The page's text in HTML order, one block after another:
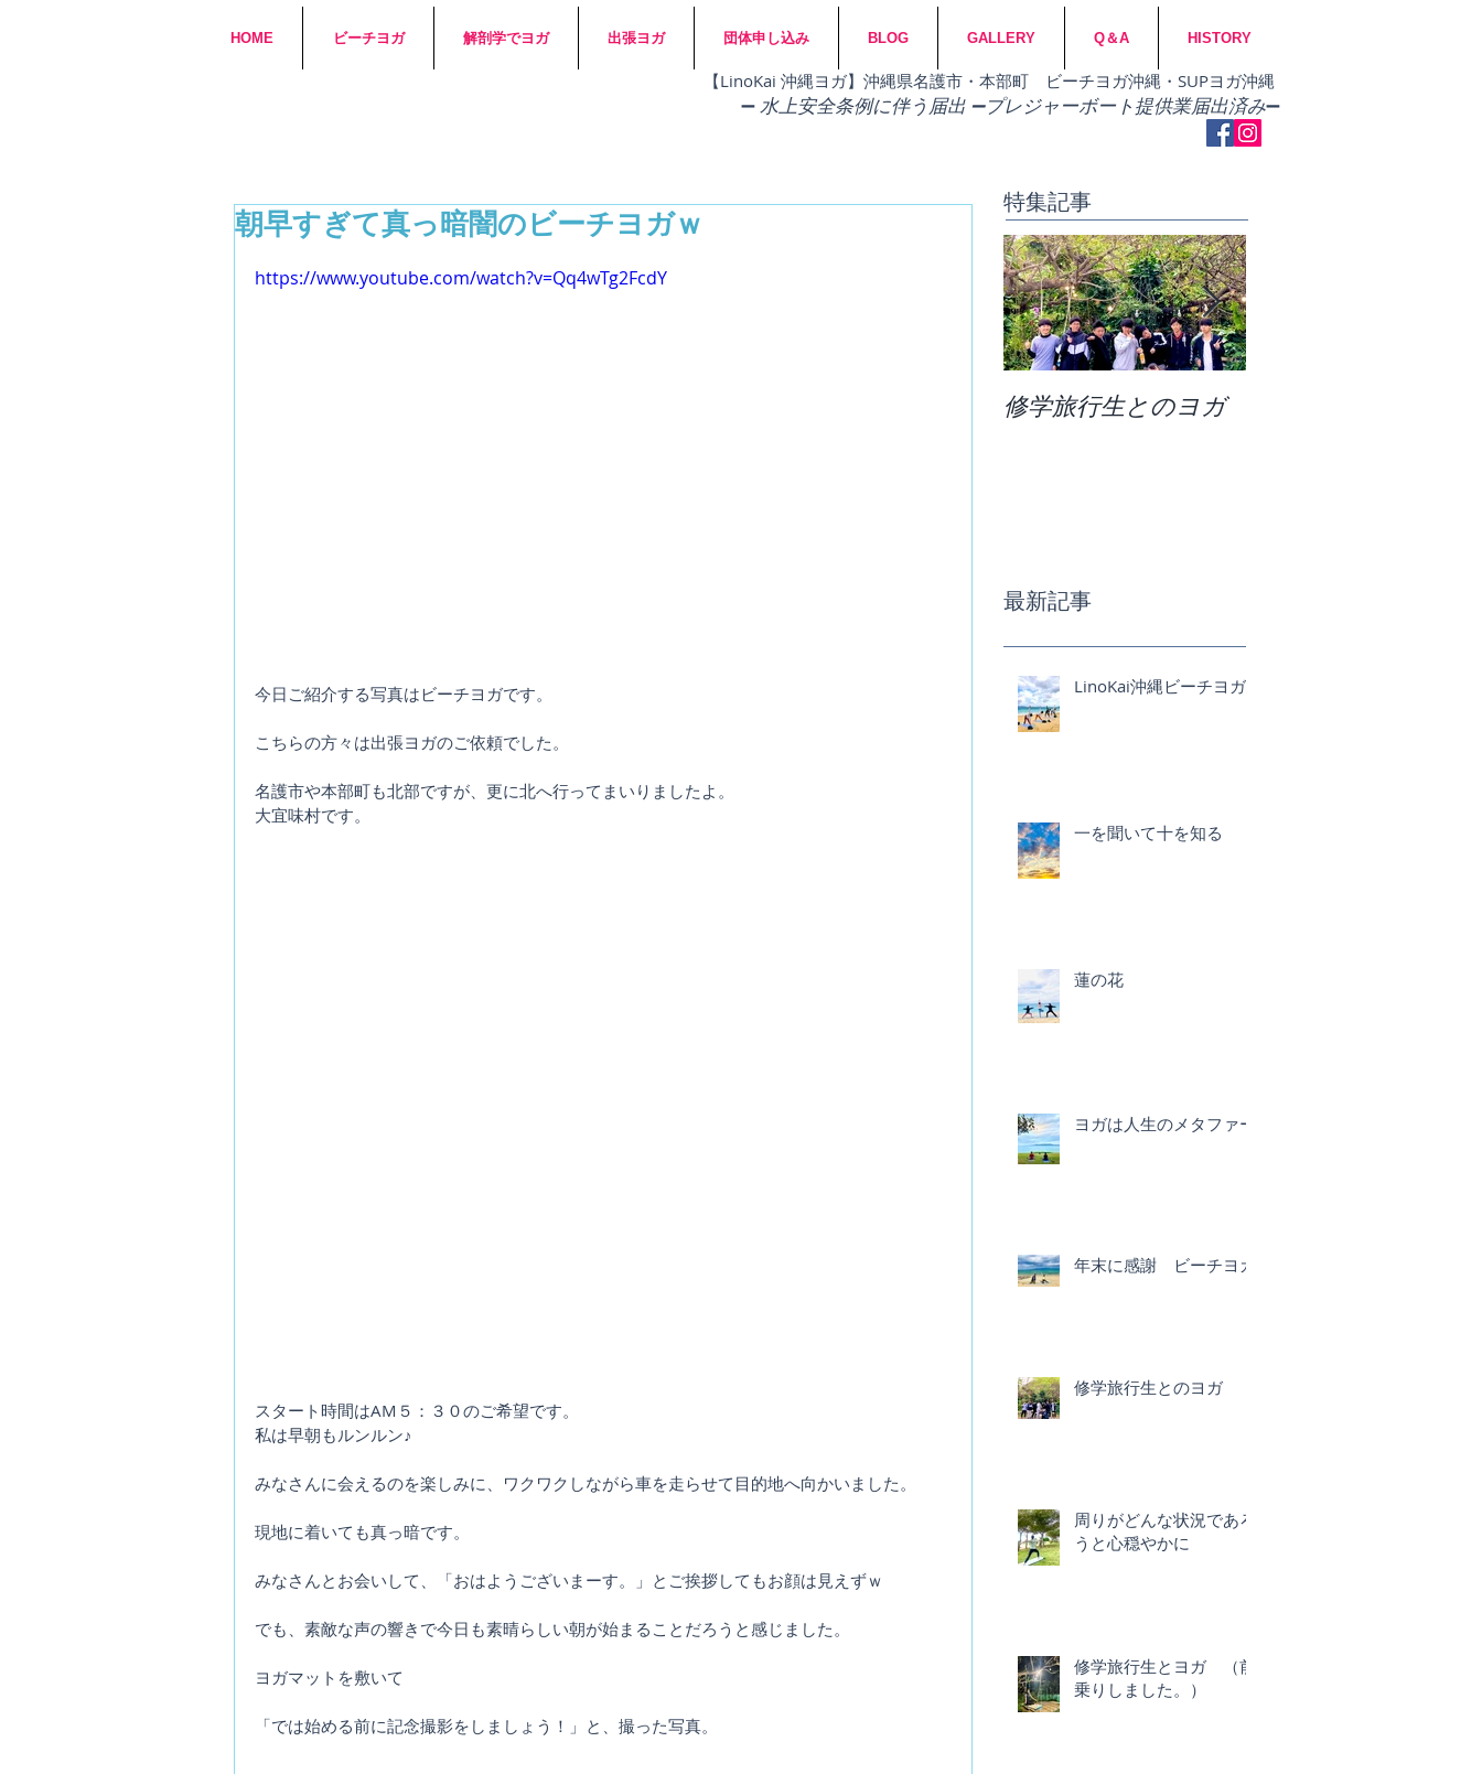
HOME ビーチヨガ 解剖学でヨガ 出張ヨガ 団体申し込み BLOG GALLERY Q＆A HISTORY
​【LinoKai 沖縄ヨガ】沖縄県名護市・本部町 ビーチヨガ沖縄・SUPヨガ沖縄
➖水上安全条例に伴う届出 ➖​プレジャーボート提供業届出済み➖
朝早すぎて真っ暗闇のビーチヨガｗ
https://www.youtube.com/watch?v=Qq4wTg2FcdY
今日ご紹介する写真はビーチヨガです。
こちらの方々は出張ヨガのご依頼でした。
名護市や本部町も北部ですが、更に北へ行ってまいりましたよ。
大宜味村です。
スタート時間はAM５：３０のご希望です。
私は早朝もルンルン♪
みなさんに会えるのを楽しみに、ワクワクしながら車を走らせて目的地へ向かいました。
現地に着いても真っ暗です。
みなさんとお会いして、「おはようございまーす。」とご挨拶してもお顔は見えずｗ
でも、素敵な声の響きで今日も素晴らしい朝が始まることだろうと感じました。
ヨガマットを敷いて
「では始める前に記念撮影をしましょう！」と、撮った写真。
特集記事
修学旅行生とのヨガ
最新記事
LinoKai沖縄ビーチヨガ
一を聞いて十を知る
蓮の花
ヨガは人生のメタファー
年末に感謝 ビーチヨガ
修学旅行生とのヨガ
周りがどんな状況であろ
うと心穏やかに
修学旅行生とヨガ （前
乗りしました。）